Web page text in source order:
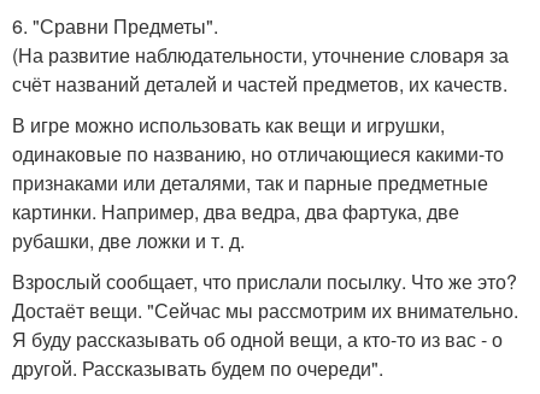
6. "Сравни Предметы".
(На развитие наблюдательности, уточнение словаря за
счёт названий деталей и частей предметов, их качеств.
В игре можно использовать как вещи и игрушки,
одинаковые по названию, но отличающиеся какими-то
признаками или деталями, так и парные предметные
картинки. Например, два ведра, два фартука, две
рубашки, две ложки и т. д.
Взрослый сообщает, что прислали посылку. Что же это?
Достаёт вещи. "Сейчас мы рассмотрим их внимательно.
Я буду рассказывать об одной вещи, а кто-то из вас - о
другой. Рассказывать будем по очереди".